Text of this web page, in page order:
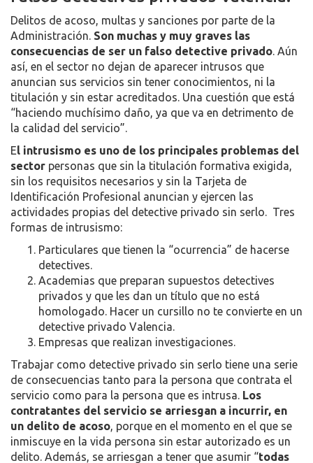
Delitos de acoso, multas y sanciones por parte de la
Administración. Son muchas y muy graves las
consecuencias de ser un falso detective privado. Aún
así, en el sector no dejan de aparecer intrusos que
anuncian sus servicios sin tener conocimientos, ni la
titulación y sin estar acreditados. Una cuestión que está
“haciendo muchísimo daño, ya que va en detrimento de
la calidad del servicio”.
El intrusismo es uno de los principales problemas del
sector personas que sin la titulación formativa exigida,
sin los requisitos necesarios y sin la Tarjeta de
Identificación Profesional anuncian y ejercen las
actividades propias del detective privado sin serlo. Tres
formas de intrusismo:
Particulares que tienen la “ocurrencia” de hacerse
detectives.
Academias que preparan supuestos detectives
privados y que les dan un título que no está
homologado. Hacer un cursillo no te convierte en un
detective privado Valencia.
Empresas que realizan investigaciones.
Trabajar como detective privado sin serlo tiene una serie
de consecuencias tanto para la persona que contrata el
servicio como para la persona que es intrusa. Los
contratantes del servicio se arriesgan a incurrir, en
un delito de acoso, porque en el momento en el que se
inmiscuye en la vida persona sin estar autorizado es un
delito. Además, se arriesgan a tener que asumir “todas